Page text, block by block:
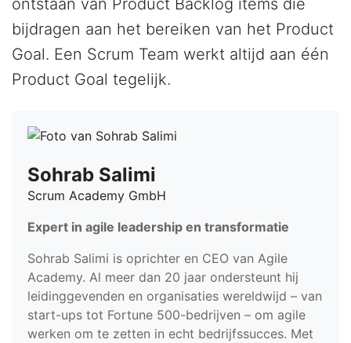
ontstaan van Product Backlog items die
bijdragen aan het bereiken van het Product
Goal. Een Scrum Team werkt altijd aan één
Product Goal tegelijk.
Sohrab Salimi
Scrum Academy GmbH
Expert in agile leadership en transformatie
Sohrab Salimi is oprichter en CEO van Agile
Academy. Al meer dan 20 jaar ondersteunt hij
leidinggevenden en organisaties wereldwijd – van
start-ups tot Fortune 500-bedrijven – om agile
werken om te zetten in echt bedrijfssucces. Met